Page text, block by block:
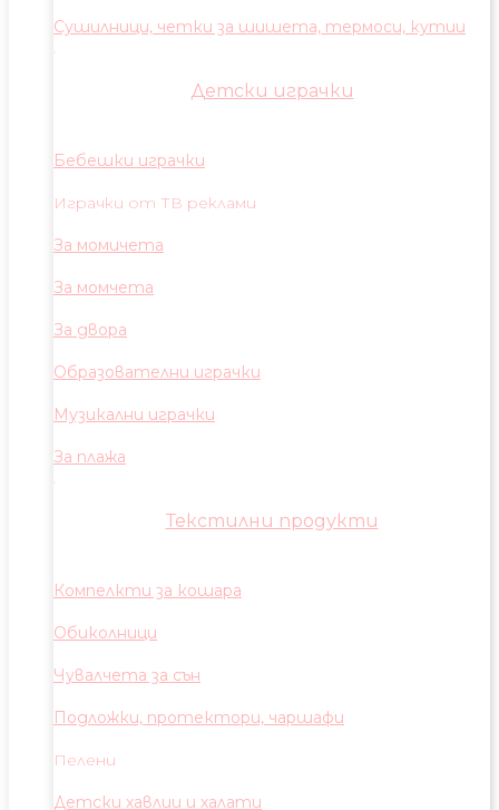
Сушилници, четки за шишета, термоси, кутии
Детски играчки
Бебешки играчки
Играчки от ТВ реклами
За момичета
За момчета
За двора
Образователни играчки
Музикални играчки
За плажа
Текстилни продукти
Компелкти за кошара
Обиколници
Чувалчета за сън
Подложки, протектори, чаршафи
Пелени
Детски хавлии и халати